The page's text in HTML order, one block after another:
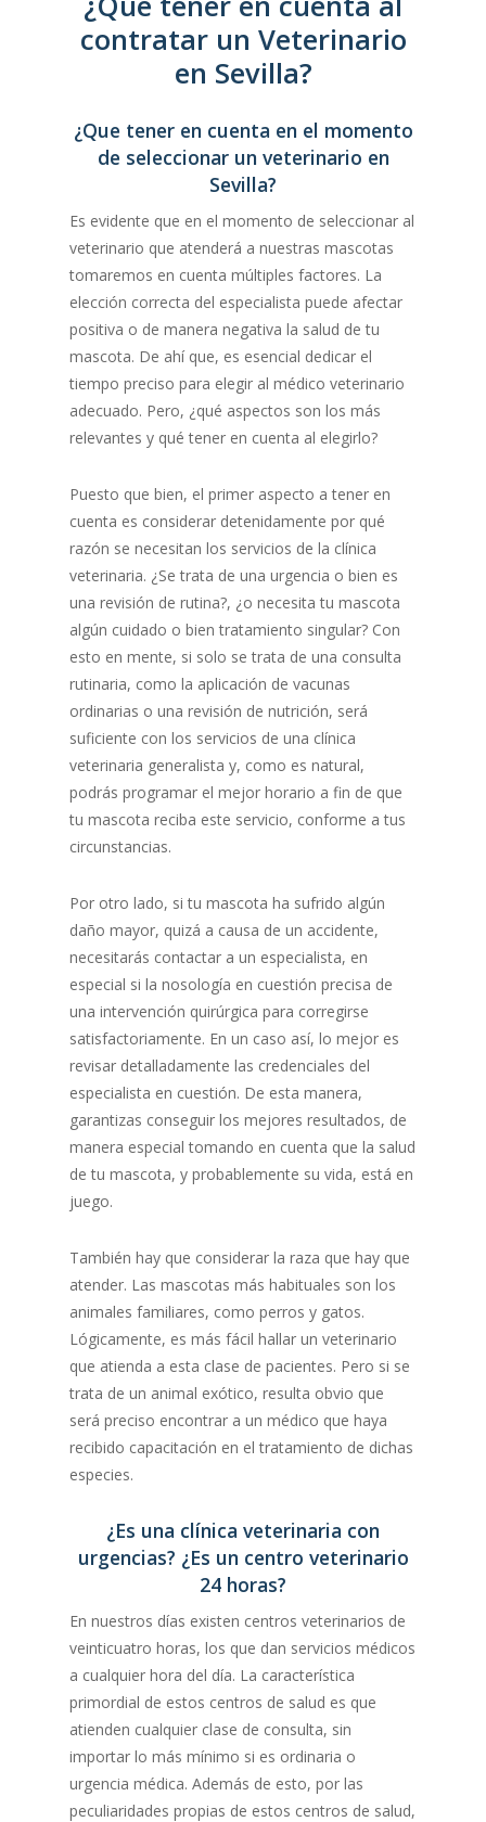
contratar un Veterinario
en Sevilla?
¿Que tener en cuenta en el momento
de seleccionar un veterinario en
Sevilla?
Es evidente que en el momento de seleccionar al
veterinario que atenderá a nuestras mascotas
tomaremos en cuenta múltiples factores. La
elección correcta del especialista puede afectar
positiva o de manera negativa la salud de tu
mascota. De ahí que, es esencial dedicar el
tiempo preciso para elegir al médico veterinario
adecuado. Pero, ¿qué aspectos son los más
relevantes y qué tener en cuenta al elegirlo?
Puesto que bien, el primer aspecto a tener en
cuenta es considerar detenidamente por qué
razón se necesitan los servicios de la clínica
veterinaria. ¿Se trata de una urgencia o bien es
una revisión de rutina?, ¿o necesita tu mascota
algún cuidado o bien tratamiento singular? Con
esto en mente, si solo se trata de una consulta
rutinaria, como la aplicación de vacunas
ordinarias o una revisión de nutrición, será
suficiente con los servicios de una clínica
veterinaria generalista y, como es natural,
podrás programar el mejor horario a fin de que
tu mascota reciba este servicio, conforme a tus
circunstancias.
Por otro lado, si tu mascota ha sufrido algún
daño mayor, quizá a causa de un accidente,
necesitarás contactar a un especialista, en
especial si la nosología en cuestión precisa de
una intervención quirúrgica para corregirse
satisfactoriamente. En un caso así, lo mejor es
revisar detalladamente las credenciales del
especialista en cuestión. De esta manera,
garantizas conseguir los mejores resultados, de
manera especial tomando en cuenta que la salud
de tu mascota, y probablemente su vida, está en
juego.
También hay que considerar la raza que hay que
atender. Las mascotas más habituales son los
animales familiares, como perros y gatos.
Lógicamente, es más fácil hallar un veterinario
que atienda a esta clase de pacientes. Pero si se
trata de un animal exótico, resulta obvio que
será preciso encontrar a un médico que haya
recibido capacitación en el tratamiento de dichas
especies.
¿Es una clínica veterinaria con
urgencias? ¿Es un centro veterinario
24 horas?
En nuestros días existen centros veterinarios de
veinticuatro horas, los que dan servicios médicos
a cualquier hora del día. La característica
primordial de estos centros de salud es que
atienden cualquier clase de consulta, sin
importar lo más mínimo si es ordinaria o
urgencia médica. Además de esto, por las
peculiaridades propias de estos centros de salud,